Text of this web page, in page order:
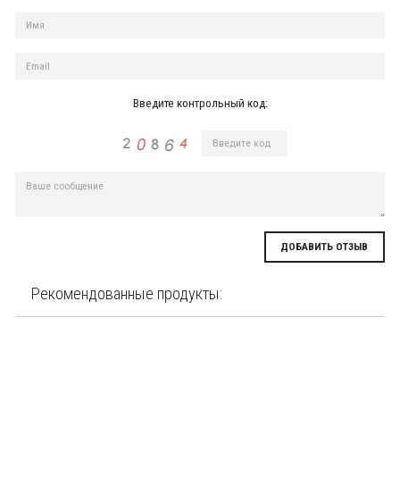
Введите контрольный код:
ДОБАВИТЬ ОТЗЫВ
Рекомендованные продукты: